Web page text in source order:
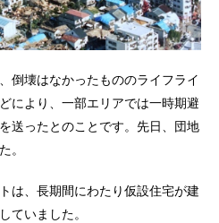
倒壊はなかったもののライフライ
により、一部エリアでは一時期避
送ったとのことです。先日、団地
。
は、長期間にわたり仮設住宅が建
ていました。